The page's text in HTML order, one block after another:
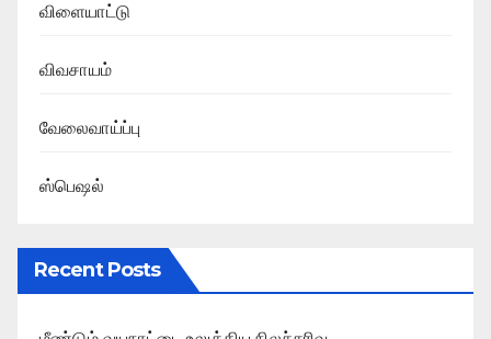
விளையாட்டு
விவசாயம்
வேலைவாய்ப்பு
ஸ்பெஷல்
Recent Posts